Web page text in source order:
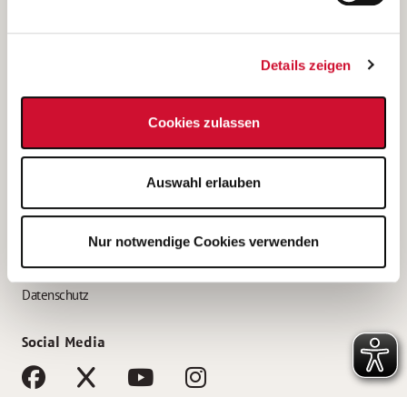
Details zeigen
Cookies zulassen
Auswahl erlauben
Nur notwendige Cookies verwenden
Bewerbung als Altenpflegehelfer*in
Bewerbung als Erzieher*in
AWO Gliederungen nach Bundesland
Impressum
Datenschutz
Social Media